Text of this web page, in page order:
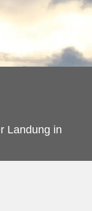
Landung in